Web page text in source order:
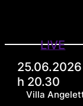
LIVE
25.06.2026
h 20.30
Villa